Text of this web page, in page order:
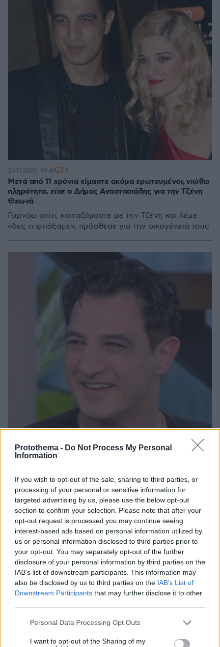
Protothema - Do Not Process My Personal
Information
If you wish to opt-out of the sale, sharing to third parties, or
processing of your personal or sensitive information for
targeted advertising by us, please use the below opt-out
section to confirm your selection. Please note that after your
opt-out request is processed you may continue seeing
interest-based ads based on personal information utilized by
us or personal information disclosed to third parties prior to
your opt-out. You may separately opt-out of the further
disclosure of your personal information by third parties on the
IAB’s list of downstream participants. This information may
also be disclosed by us to third parties on the IAB’s List of
Downstream Participants that may further disclose it to other
Please note that this website/app uses one or more Google
not limited to your visit or usage behaviour. You may click to
Personal Data Processing Opt Outs
I want to opt-out of the Sharing of my
Μετά από 11 χρόνια είμαστε ακόμα ερωτευμένοι, νιώθω
πληρότητα, είπε ο Δήμος Αναστασιάδης για την Τζένη
Θεωνά
Γυρνάω σπίτι, κοιταζόμαστε με την Τζένη και λέμε
«δες τι φτιάξαμε», πρόσθεσε για την οικογένειά τους
20.11.2025, 09:41 4
Δήμος Αναστασιάδης για τη γέννηση του δεύτερου γιου
του: Είναι ένα θαύμα, είναι σαν να το ζεις για πρώτη
φορά
Είναι το ίδιο συγκινητικό, το ίδιο υπέροχο, το ίδιο
μαγικό, μοιράστηκε ο τραγουδιστής